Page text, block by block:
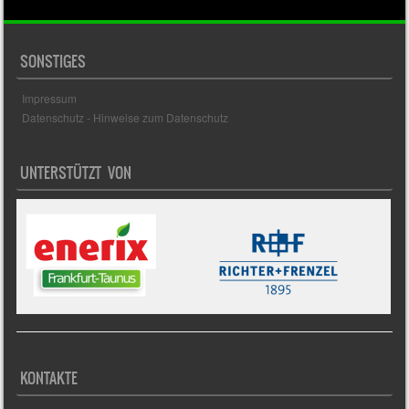
SONSTIGES
Impressum
Datenschutz - Hinweise zum Datenschutz
UNTERSTÜTZT VON
KONTAKTE